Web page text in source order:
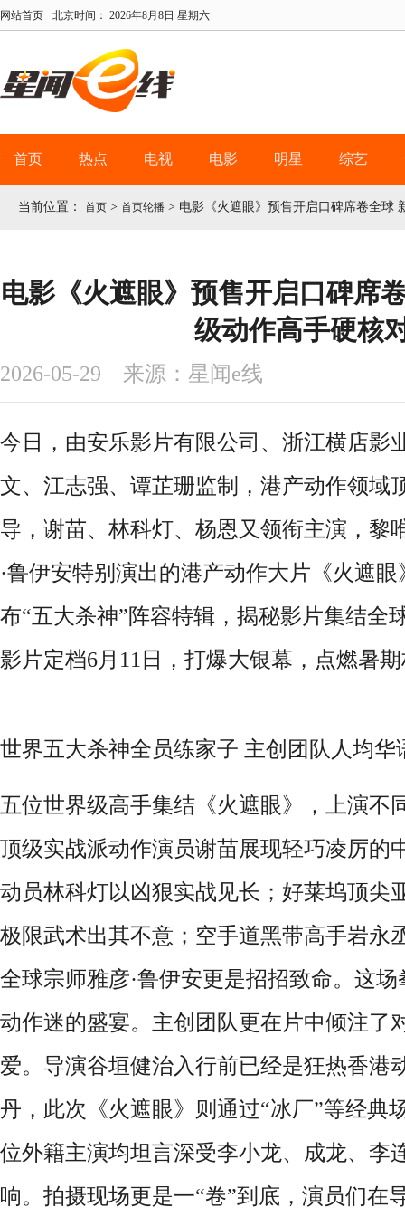
网站首页 北京时间： 2026年8月8日 星期六
首页 热点 电视 电影 明星 综艺
当前位置： 首页 > 首页轮播 > 电影《火遮眼》预售开启口碑席卷全球
电影《火遮眼》预售开启口碑席
级动作高手硬核
2026-05-29 来源：星闻e线
今日，由安乐影片有限公司、浙江横店影
文、江志强、谭芷珊监制，港产动作领域
导，谢苗、林科灯、杨恩又领衔主演，黎
·鲁伊安特别演出的港产动作大片《火遮
布“五大杀神”阵容特辑，揭秘影片集结全
影片定档6月 11 日，打爆大银幕，点燃暑
世界五大杀神全员练家子 主创团队人均华
五位世界级高手集结《火遮眼》，上演不
顶级实战派动作演员谢苗展现轻巧凌厉的
动员林科灯以凶狠实战见长；好莱坞顶尖
极限武术出其不意；空手道黑带高手岩永
全球宗师雅彦·鲁伊安更是招招致命。这
动作迷的盛宴。主创团队更在片中倾注了
爱。导演谷垣健治入行前已经是狂热香港
丹，此次《火遮眼》则通过“冰厂”等经典
位外籍主演均坦言深受李小龙、成龙、李
响。拍摄现场更是一“卷”到底，演员们在